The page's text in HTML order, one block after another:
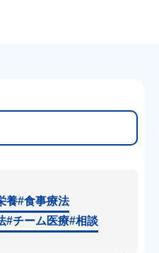
養#食事療法
#チーム医療#相談